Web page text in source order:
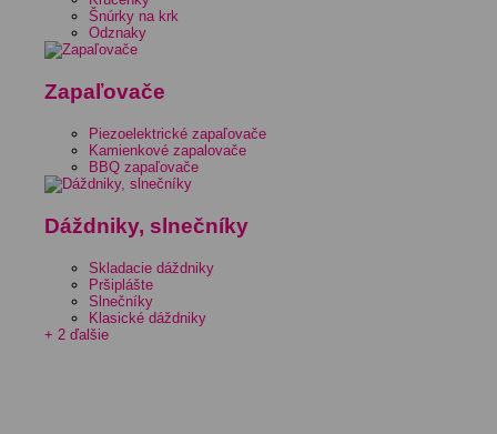
Šnúrky na krk
Odznaky
Zapaľovače
Piezoelektrické zapaľovače
Kamienkové zapalovače
BBQ zapaľovače
Dáždniky, slnečníky
Skladacie dáždniky
Pršiplášte
Slnečníky
Klasické dáždniky
+ 2 ďalšie